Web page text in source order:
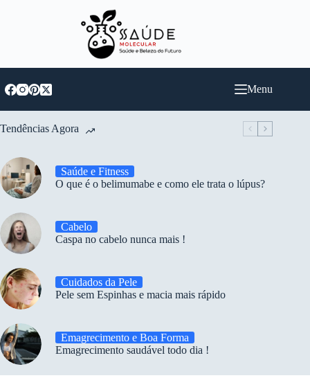
Menu
Tendências Agora
Saúde e Fitness
O que é o belimumabe e como ele trata o lúpus?
Cabelo
Caspa no cabelo nunca mais !
Cuidados da Pele
Pele sem Espinhas e macia mais rápido
Emagrecimento e Boa Forma
Emagrecimento saudável todo dia !